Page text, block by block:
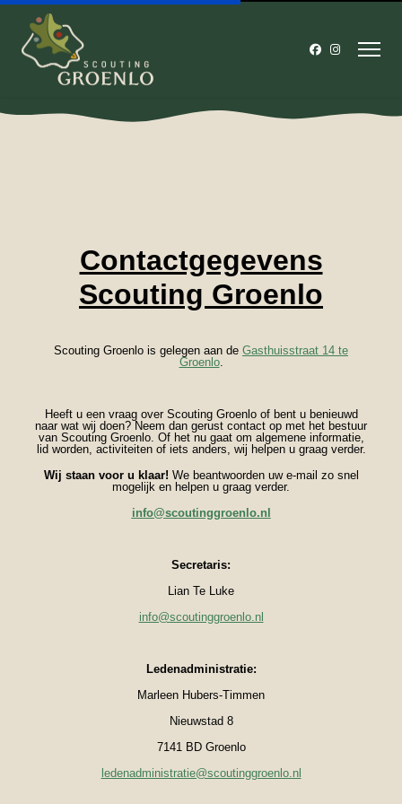
Contactgegevens
Scouting Groenlo
Scouting Groenlo is gelegen aan de Gasthuisstraat 14 te
Groenlo.
Heeft u een vraag over Scouting Groenlo of bent u benieuwd
naar wat wij doen? Neem dan gerust contact op met het bestuur
van Scouting Groenlo. Of het nu gaat om algemene informatie,
lid worden, activiteiten of iets anders, wij helpen u graag verder.
Wij staan voor u klaar! We beantwoorden uw e-mail zo snel
mogelijk en helpen u graag verder.
info@scoutinggroenlo.nl
Secretaris:
Lian Te Luke
info@scoutinggroenlo.nl
Ledenadministratie:
Marleen Hubers-Timmen
Nieuwstad 8
7141 BD Groenlo
ledenadministratie@scoutinggroenlo.nl